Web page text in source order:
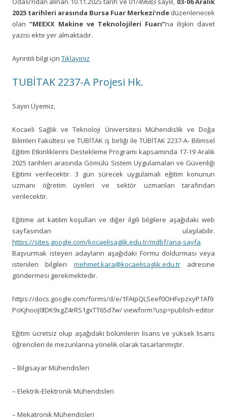
2025 tarihleri arasında Bursa Fuar Merkezi’nde düzenlenecek
olan “MEEXX Makine ve Teknolojileri Fuarı”na ilişkin davet
yazısı ekte yer almaktadır.
Ayrıntılı bilgi için Tıklayınız
TUBİTAK 2237-A Projesi Hk.
Sayın Üyemiz,
Kocaeli Sağlık ve Teknoloji Üniversitesi Mühendislik ve Doğa
Bilimleri Fakültesi ve TÜBİTAK iş birliği ile TÜBİTAK 2237-A- Bilimsel
Eğitim Etkinliklerini Destekleme Programı kapsamında 17-19 Aralık
2025 tarihleri arasında Gömülü Sistem Uygulamaları ve Güvenliği
Eğitimi verilecektir. 3 gün sürecek uygulamalı eğitim konunun
uzmanı öğretim üyeleri ve sektör uzmanları tarafından
verilecektir.
Eğitime ait katılım koşulları ve diğer ilgili bilgilere aşağıdaki web
sayfasından ulaşılabilir.
https://sites.google.com/kocaelisaglik.edu.tr/mdbf/ana-sayfa
Başvurmak isteyen adayların aşağıdaki Formu doldurması veya
istenilen bilgileri mehmet.kara@kocaelisaglik.edu.tradresine
göndermesi gerekmektedir.
https://docs.google.com/forms/d/e/1FAIpQLSeef0OHFvpzxyP1Af9
PoKjhooJ0lDK9xgZ4rRS1gxTT65d7w/ viewform?usp=publish-editor
Eğitim ücretsiz olup aşağıdaki bölümlerin lisans ve yüksek lisans
öğrencileri ile mezunlarına yönelik olarak tasarlanmıştır.
– Bilgisayar Mühendisleri
– Elektrik-Elektronik Mühendisleri
– Mekatronik Mühendisleri